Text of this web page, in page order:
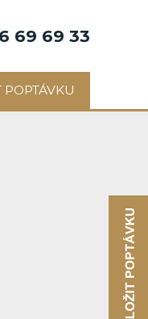
69 69 33
POPTÁVKU